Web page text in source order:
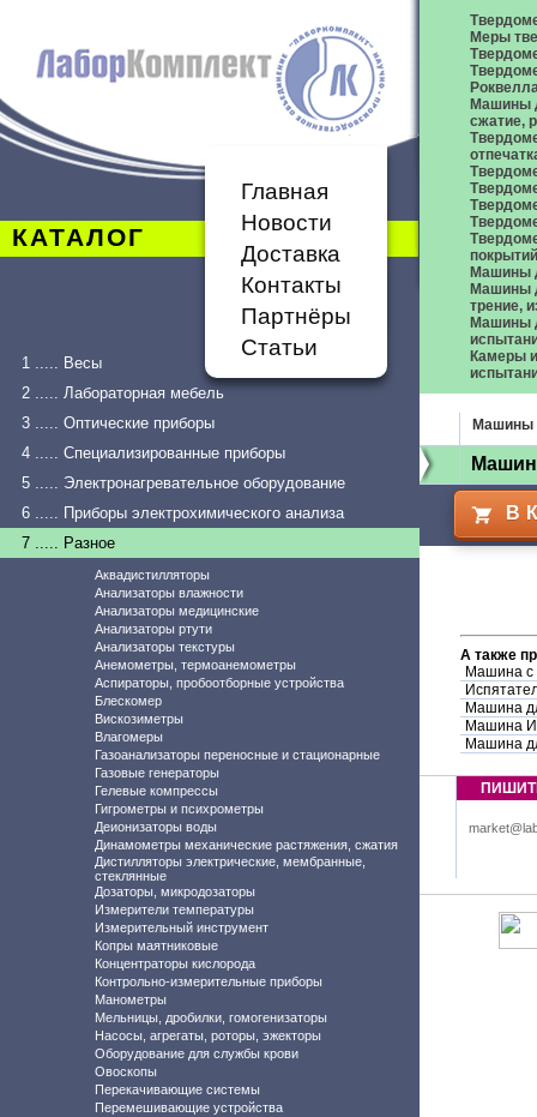
КАТАЛОГ
Главная
Новости
Доставка
Контакты
Партнёры
Статьи
1 ..... Весы
2 ..... Лабораторная мебель
3 ..... Оптические приборы
4 ..... Специализированные приборы
5 ..... Электронагревательное оборудование
6 ..... Приборы электрохимического анализа
7 ..... Разное
Аквадистилляторы
Анализаторы влажности
Анализаторы медицинские
Анализаторы ртути
Анализаторы текстуры
Анемометры, термоанемометры
Аспираторы, пробоотборные устройства
Блескомер
Вискозиметры
Влагомеры
Газоанализаторы переносные и стационарные
Газовые генераторы
Гелевые компрессы
Гигрометры и психрометры
Деионизаторы воды
Динамометры механические растяжения, сжатия
Дистилляторы электрические, мембранные,
стеклянные
Дозаторы, микродозаторы
Измерители температуры
Измерительный инструмент
Копры маятниковые
Концентраторы кислорода
Контрольно-измерительные приборы
Манометры
Мельницы, дробилки, гомогенизаторы
Насосы, агрегаты, роторы, эжекторы
Оборудование для службы крови
Овоскопы
Перекачивающие системы
Перемешивающие устройства
Меры
Машины
сжатие,
покрытий
Машины
Машины
трение,
Машины
Камеры
Машины
В
А также
Машина с
Машина
Машина
Машина